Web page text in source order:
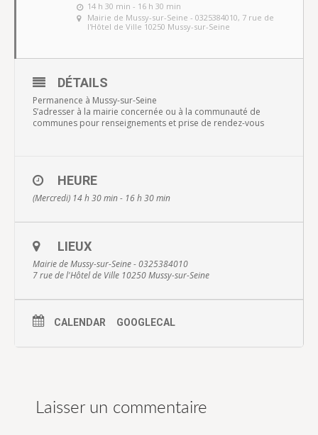
14 h 30 min - 16 h 30 min
Mairie de Mussy-sur-Seine - 0325384010, 7 rue de
l'Hôtel de Ville 10250 Mussy-sur-Seine
DÉTAILS
Permanence à Mussy-sur-Seine
S’adresser à la mairie concernée ou à la communauté de
communes pour renseignements et prise de rendez-vous
HEURE
(Mercredi) 14 h 30 min - 16 h 30 min
LIEUX
Mairie de Mussy-sur-Seine - 0325384010
7 rue de l'Hôtel de Ville 10250 Mussy-sur-Seine
CALENDAR GOOGLECAL
Laisser un commentaire